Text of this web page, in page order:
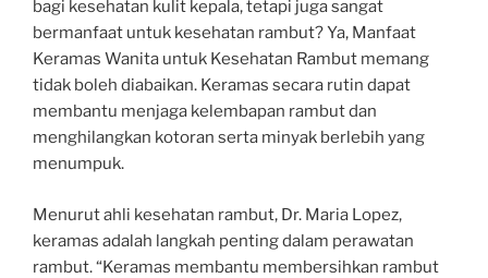
bagi kesehatan kulit kepala, tetapi juga sangat
bermanfaat untuk kesehatan rambut? Ya, Manfaat
Keramas Wanita untuk Kesehatan Rambut memang
tidak boleh diabaikan. Keramas secara rutin dapat
membantu menjaga kelembapan rambut dan
menghilangkan kotoran serta minyak berlebih yang
menumpuk.
Menurut ahli kesehatan rambut, Dr. Maria Lopez,
keramas adalah langkah penting dalam perawatan
rambut. “Keramas membantu membersihkan rambut